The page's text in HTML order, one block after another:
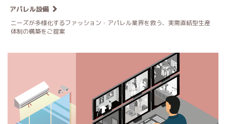
アパレル設備
ニーズが多様化するファッション・アパレル業界を救う、実需直結型生産
体制の構築をご提案